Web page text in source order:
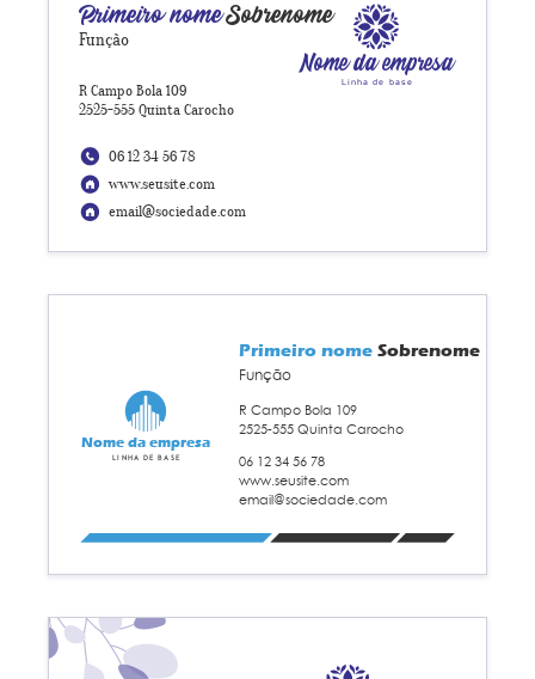
email@sociedade.com
06 12 34 56 78
www.seusite.com
R Campo Bola 109
2525-555 Quinta Carocho
Função
Primeiro nomeSobrenome
Nome da empresa
Linha de base
email@sociedade.com
06 12 34 56 78
www.seusite.com
Função
R Campo Bola 109
2525-555 Quinta Carocho
Primeiro nome Sobrenome
Nome da empresa
Linha de base